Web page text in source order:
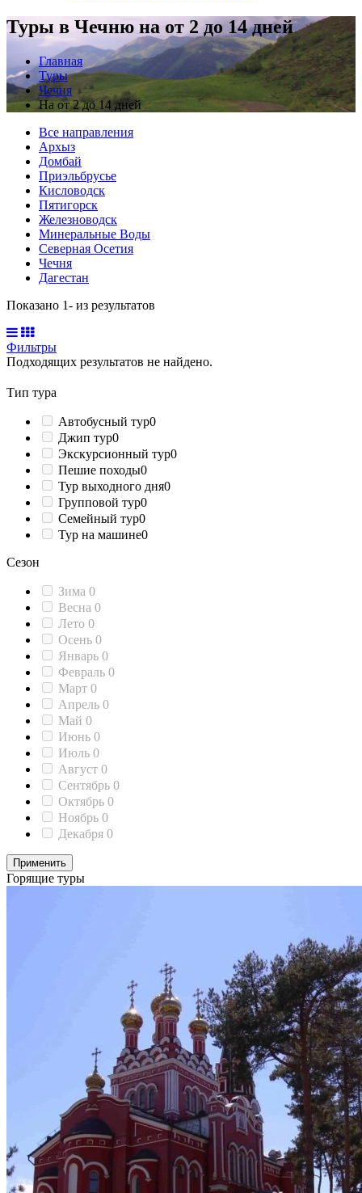
Туры в Чечню на от 2 до 14 дней
Главная
Туры
Чечня
На от 2 до 14 дней
Все направления
Архыз
Домбай
Приэльбрусье
Кисловодск
Пятигорск
Железноводск
Минеральные Воды
Северная Осетия
Чечня
Дагестан
Показано 1- из результатов
Фильтры
Подходящих результатов не найдено.
Тип тура
Автобусный тур0
Джип тур0
Экскурсионный тур0
Пешие походы0
Тур выходного дня0
Групповой тур0
Семейный тур0
Тур на машине0
Сезон
Зима 0
Весна 0
Лето 0
Осень 0
Январь 0
Февраль 0
Март 0
Апрель 0
Май 0
Июнь 0
Июль 0
Август 0
Сентябрь 0
Октябрь 0
Ноябрь 0
Декабря 0
Применить
Горящие туры